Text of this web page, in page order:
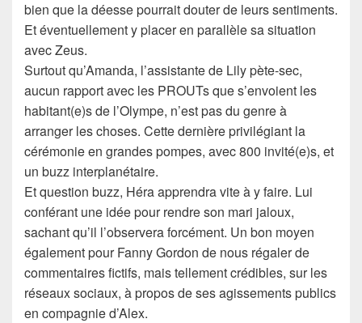
bien que la déesse pourrait douter de leurs sentiments.
Et éventuellement y placer en parallèle sa situation
avec Zeus.
Surtout qu’Amanda, l’assistante de Lily pète-sec,
aucun rapport avec les PROUTs que s’envoient les
habitant(e)s de l’Olympe, n’est pas du genre à
arranger les choses. Cette dernière privilégiant la
cérémonie en grandes pompes, avec 800 invité(e)s, et
un buzz interplanétaire.
Et question buzz, Héra apprendra vite à y faire. Lui
conférant une idée pour rendre son mari jaloux,
sachant qu’il l’observera forcément. Un bon moyen
également pour Fanny Gordon de nous régaler de
commentaires fictifs, mais tellement crédibles, sur les
réseaux sociaux, à propos de ses agissements publics
en compagnie d’Alex.